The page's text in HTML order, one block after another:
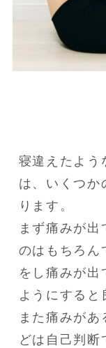
寝違えたよう
は、いくつか
ります。
まず痛みが出
のはもちろん
をし痛みが出
ようにすると
また痛みが
どは自己判